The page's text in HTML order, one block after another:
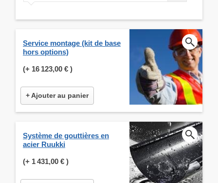
Service montage (kit de base
hors options)
(+ 16 123,00 € )
+ Ajouter au panier
Système de gouttières en
acier Ruukki
(+ 1 431,00 € )